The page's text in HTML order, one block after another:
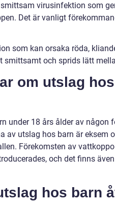
virusinfektion som
Det är vanligt
som kan orsaka röda,
smittsamt och sprids lätt
om utslag hos
under 18 års ålder av någon
av utslag hos barn är eksem
Förekomsten av
och det finns
hos barn